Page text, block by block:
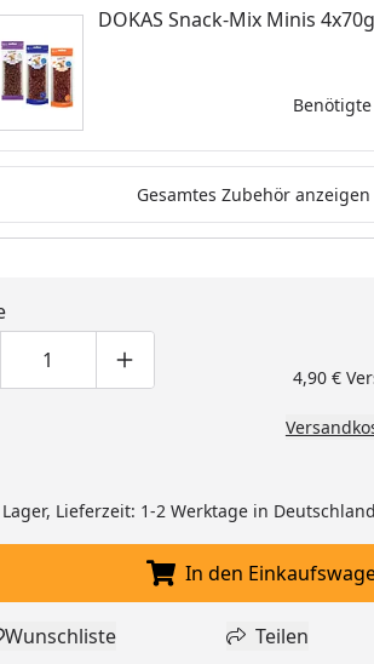
DOKAS Snack-Mix Minis
Gesamtes Zubehör anzeigen
um eins verringern
Produktmenge manuell eingeben
Produktmenge um eins
4,90 €
Lieferzeit: 1-2 Werktage in Deutschland
In den
In den
Produkt zur Wunschliste hinzufügen
Wunschliste Teilen
Teilen